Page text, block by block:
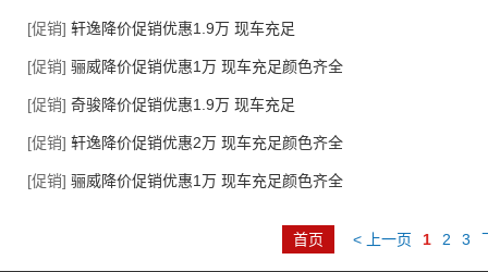
[促销] 轩逸降价促销优惠1.9万 现车充足
[促销] 骊威降价促销优惠1万 现车充足颜色齐全
[促销] 奇骏降价促销优惠1.9万 现车充足
[促销] 轩逸降价促销优惠2万 现车充足颜色齐全
[促销] 骊威降价促销优惠1万 现车充足颜色齐全
首页 < 上一页 1 2 3